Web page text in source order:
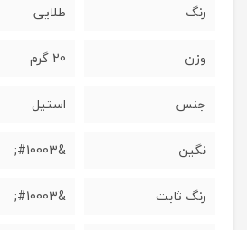
رنگ طلایی
وزن 20 گرم
جنس استیل
نگین &#10003;
رنگ ثابت &#10003;